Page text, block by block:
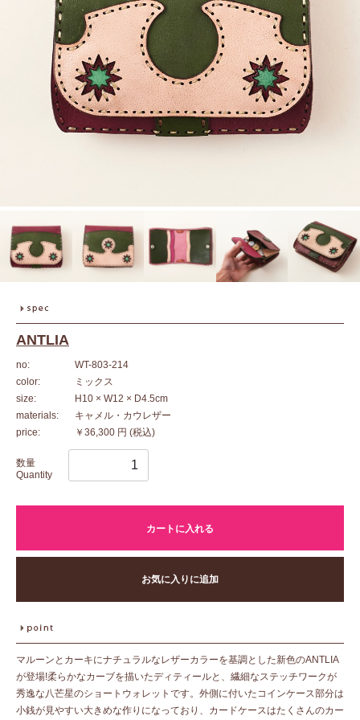
ANTLIA
no:
WT-803-214
color:
ミックス
size:
H10 × W12 × D4.5cm
materials:
キャメル・カウレザー
price:
￥36,300 円 (税込)
数量
Quantity
カートに入れる
お気に入りに追加
マルーンとカーキにナチュラルなレザーカラーを基調とした新色のANTLIA
が登場!柔らかなカーブを描いたディティールと、繊細なステッチワークが
秀逸な八芒星のショートウォレットです。外側に付いたコインケース部分は
小銭が見やすい大きめな作りになっており、カードケースはたくさんのカー